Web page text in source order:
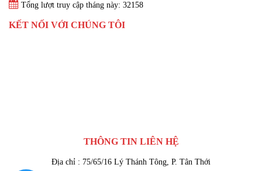
Tổng lượt truy cập tháng này: 32158
KẾT NỐI VỚI CHÚNG TÔI
THÔNG TIN LIÊN HỆ
Địa chỉ : 75/65/16 Lý Thánh Tông, P. Tân Thới